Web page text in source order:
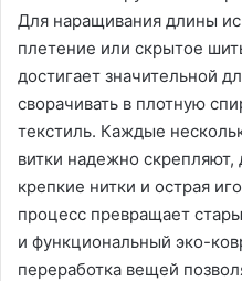
Для наращивания длины
плетение или скрытое
достигает значительной
сворачивать в плотную
текстиль. Каждые
витки надежно
крепкие нитки и острая
процесс превращает
и функциональный эко-
переработка вещей